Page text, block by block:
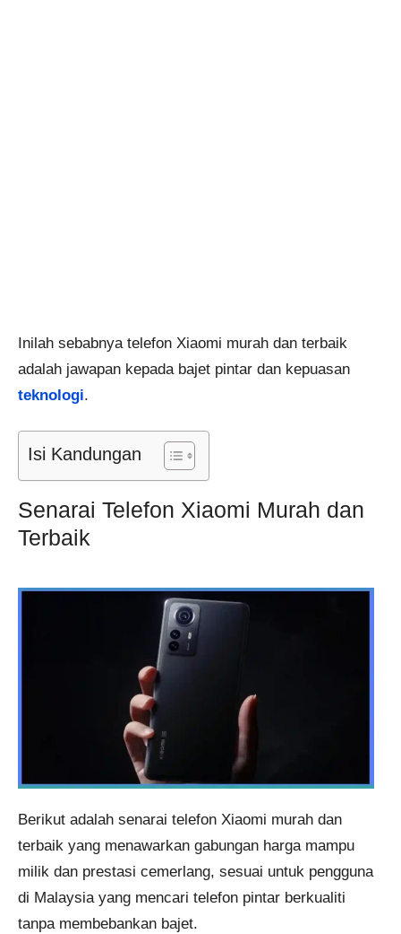
Inilah sebabnya telefon Xiaomi murah dan terbaik
adalah jawapan kepada bajet pintar dan kepuasan
teknologi.
Isi Kandungan
Senarai Telefon Xiaomi Murah dan
Terbaik
Berikut adalah senarai telefon Xiaomi murah dan
terbaik yang menawarkan gabungan harga mampu
milik dan prestasi cemerlang, sesuai untuk pengguna
di Malaysia yang mencari telefon pintar berkualiti
tanpa membebankan bajet.